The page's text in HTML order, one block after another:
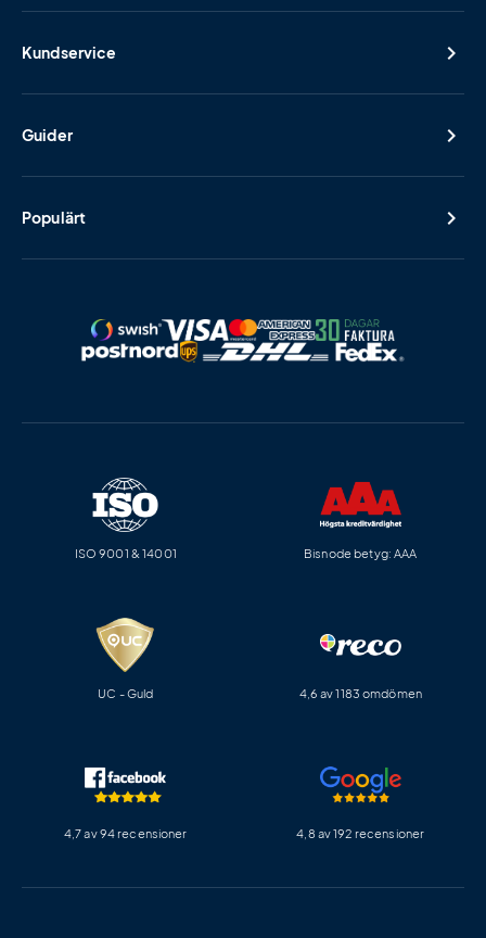
Kundservice
Guider
Populärt
ISO 9001 & 14001 Bisnode betyg: AAA
UC - Guld 4,6 av 1183 omdömen
4,7 av 94 recensioner 4,8 av 192 recensioner